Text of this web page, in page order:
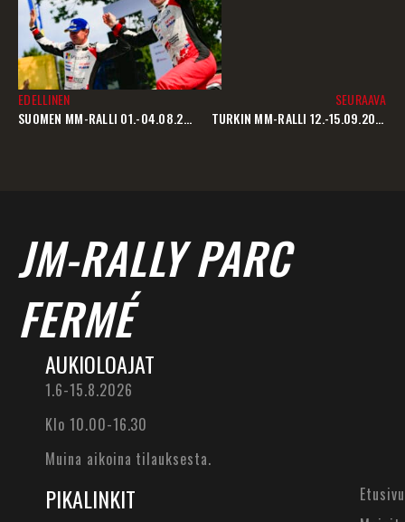
EDELLINEN
SUOMEN MM-RALLI 01.-04.08.2019 – SIJOITUS: 3.
SEURAAVA
TURKIN MM-RALLI 12.-15.09.2019 – SIJOITUS: 6.
JM-RALLY PARC
FERMÉ
AUKIOLOAJAT
1.6-15.8.2026
Klo 10.00-16.30
Muina aikoina tilauksesta.
PIKALINKIT
Etusivu